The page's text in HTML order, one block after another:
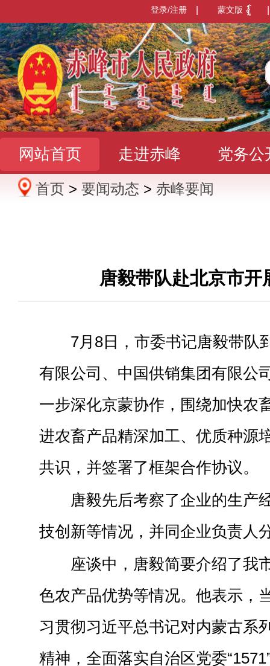
蒙文版
登录/注册
网站首页 走进赤峰 党务公
办事服务 政民互动
首页 > 要闻动态 > 赤峰要闻
唐毅带队赴北京市开
7月8日，市委书记唐毅带队
有限公司、中国供销集团有限公
一步深化京蒙协作，围绕加快农
进农畜产品精深加工、优质种源
共识，并签署了框架合作协议。
唐毅先后考察了企业的生产
技创新等情况，并同企业负责人
座谈中，唐毅简要介绍了我
色农产品优势等情况。他表示，
习贯彻习近平总书记对内蒙古系
精神，全面落实自治区党委